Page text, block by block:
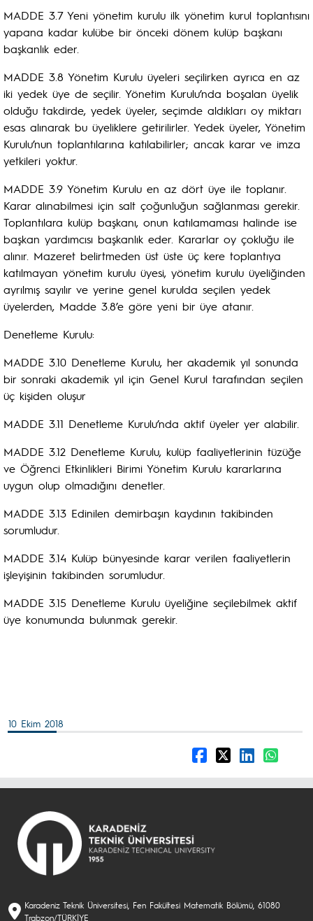
MADDE 3.7 Yeni yönetim kurulu ilk yönetim kurul toplantısını
yapana kadar kulübe bir önceki dönem kulüp başkanı
başkanlık eder.
MADDE 3.8 Yönetim Kurulu üyeleri seçilirken ayrıca en az
iki yedek üye de seçilir. Yönetim Kurulu’nda boşalan üyelik
olduğu takdirde, yedek üyeler, seçimde aldıkları oy miktarı
esas alınarak bu üyeliklere getirilirler. Yedek üyeler, Yönetim
Kurulu’nun toplantılarına katılabilirler; ancak karar ve imza
yetkileri yoktur.
MADDE 3.9 Yönetim Kurulu en az dört üye ile toplanır.
Karar alınabilmesi için salt çoğunluğun sağlanması gerekir.
Toplantılara kulüp başkanı, onun katılamaması halinde ise
başkan yardımcısı başkanlık eder. Kararlar oy çokluğu ile
alınır. Mazeret belirtmeden üst üste üç kere toplantıya
katılmayan yönetim kurulu üyesi, yönetim kurulu üyeliğinden
ayrılmış sayılır ve yerine genel kurulda seçilen yedek
üyelerden, Madde 3.8’e göre yeni bir üye atanır.
Denetleme Kurulu:
MADDE 3.10 Denetleme Kurulu, her akademik yıl sonunda
bir sonraki akademik yıl için Genel Kurul tarafından seçilen
üç kişiden oluşur
MADDE 3.11 Denetleme Kurulu’nda aktif üyeler yer alabilir.
MADDE 3.12 Denetleme Kurulu, kulüp faaliyetlerinin tüzüğe
ve Öğrenci Etkinlikleri Birimi Yönetim Kurulu kararlarına
uygun olup olmadığını denetler.
MADDE 3.13 Edinilen demirbaşın kaydının takibinden
sorumludur.
MADDE 3.14 Kulüp bünyesinde karar verilen faaliyetlerin
işleyişinin takibinden sorumludur.
MADDE 3.15 Denetleme Kurulu üyeliğine seçilebilmek aktif
üye konumunda bulunmak gerekir.
10 Ekim 2018
Karadeniz Teknik Üniversitesi, Fen Fakültesi Matematik Bölümü, 61080
Trabzon/TÜRKİYE